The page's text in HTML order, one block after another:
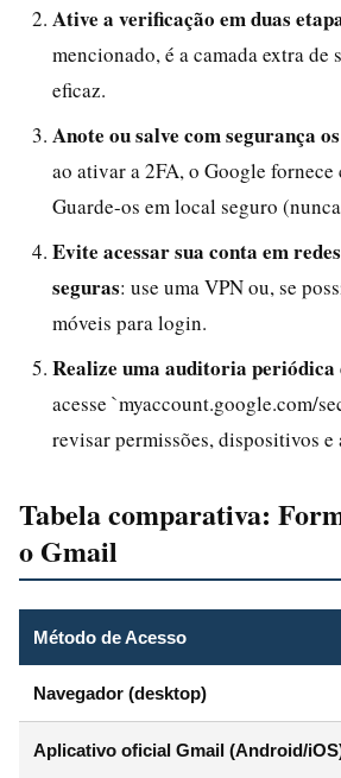
Ative a verificação em duas
mencionado, é a camada extra de
eficaz.
Anote ou salve com segurança
ao ativar a 2FA, o Google
Guarde-os em local seguro
Evite acessar sua conta em
seguras: use uma VPN ou, se
móveis para login.
Realize uma auditoria periódica
acesse `myaccount.google.com/
revisar permissões, dispositivos e
Tabela comparativa:
o Gmail
Método de Acesso
Navegador (desktop)
Aplicativo oficial Gmail (Android/